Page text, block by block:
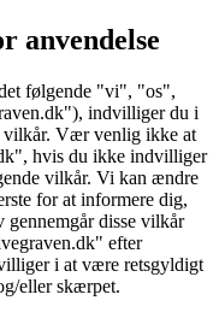
anvendelse
følgende "vi", "os",
indvilliger du i
vilkår. Vær venlig ikke at
hvis du ikke indvilliger
vilkår. Vi kan ændre
for at informere dig,
disse vilkår
efter
i at være retsgyldigt
eller skærpet.